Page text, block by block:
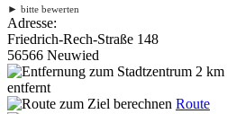
► bitte bewerten
Adresse:
Friedrich-Rech-Straße 148
56566 Neuwied
2 km
entfernt
Route